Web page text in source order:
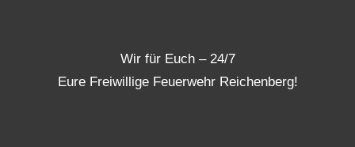
Wir für Euch – 24/7
Eure Freiwillige Feuerwehr Reichenberg!